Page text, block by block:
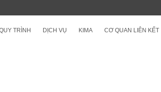
TRÌNH DỊCH VỤ KIMA CƠ QUAN LIÊN KẾT